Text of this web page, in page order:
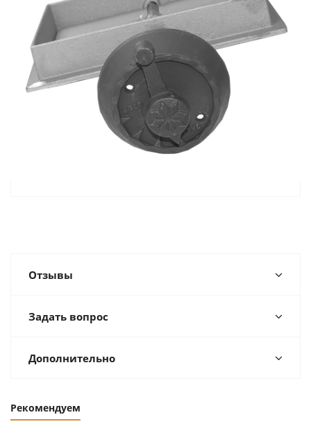
Отзывы
Задать вопрос
Дополнительно
Рекомендуем